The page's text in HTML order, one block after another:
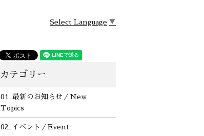
Select Language ▼
01_最新のお知らせ／New
Topics
02_イベント／Event